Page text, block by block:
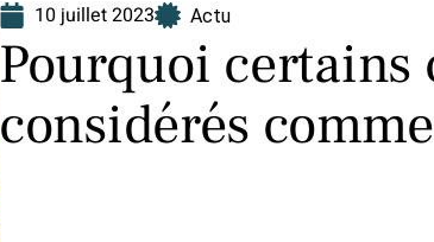
10 juillet 2023 Actu
Pourquoi
considérés